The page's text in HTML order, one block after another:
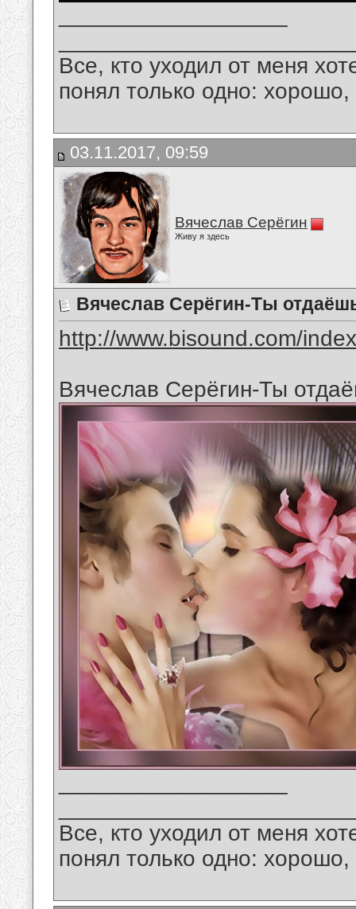
Все, кто уходил от меня
понял только одно:
03.11.2017, 09:59
Вячеслав Серёгин
Живу я здесь
Вячеслав Серёгин-Ты
http://www.bisound.com/
Вячеслав Серёгин-Ты
Все, кто уходил от меня
понял только одно: